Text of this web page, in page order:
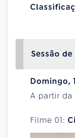
Sessão
Domingo,
A partir da
Filme 01: